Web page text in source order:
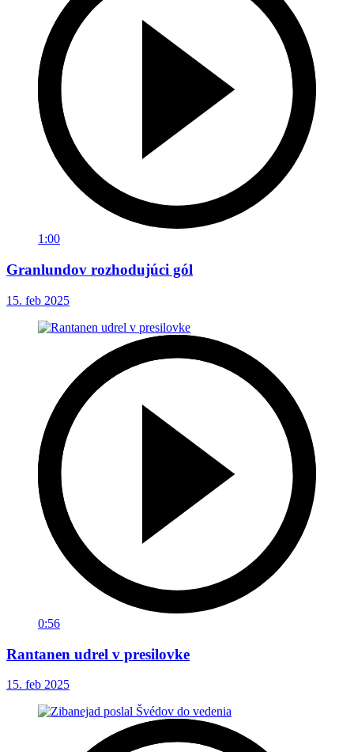
1:00
Granlundov rozhodujúci gól
15. feb 2025
0:56
Rantanen udrel v presilovke
15. feb 2025